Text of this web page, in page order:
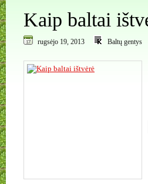
Kaip baltai
rugsėjo 19, 2013 Baltų gentys